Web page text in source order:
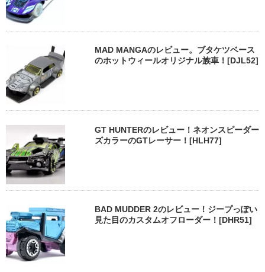
MAD MANGAのレビュー。ブタケツベース
のホットウィールオリジナル族車！[DJL52]
GT HUNTERのレビュー！ネオンスピーダー
ズカラーのGTレーサー！[HLH77]
BAD MUDDER 2のレビュー！ジープっぽい
見た目のカスタムオフローダー！[DHR51]